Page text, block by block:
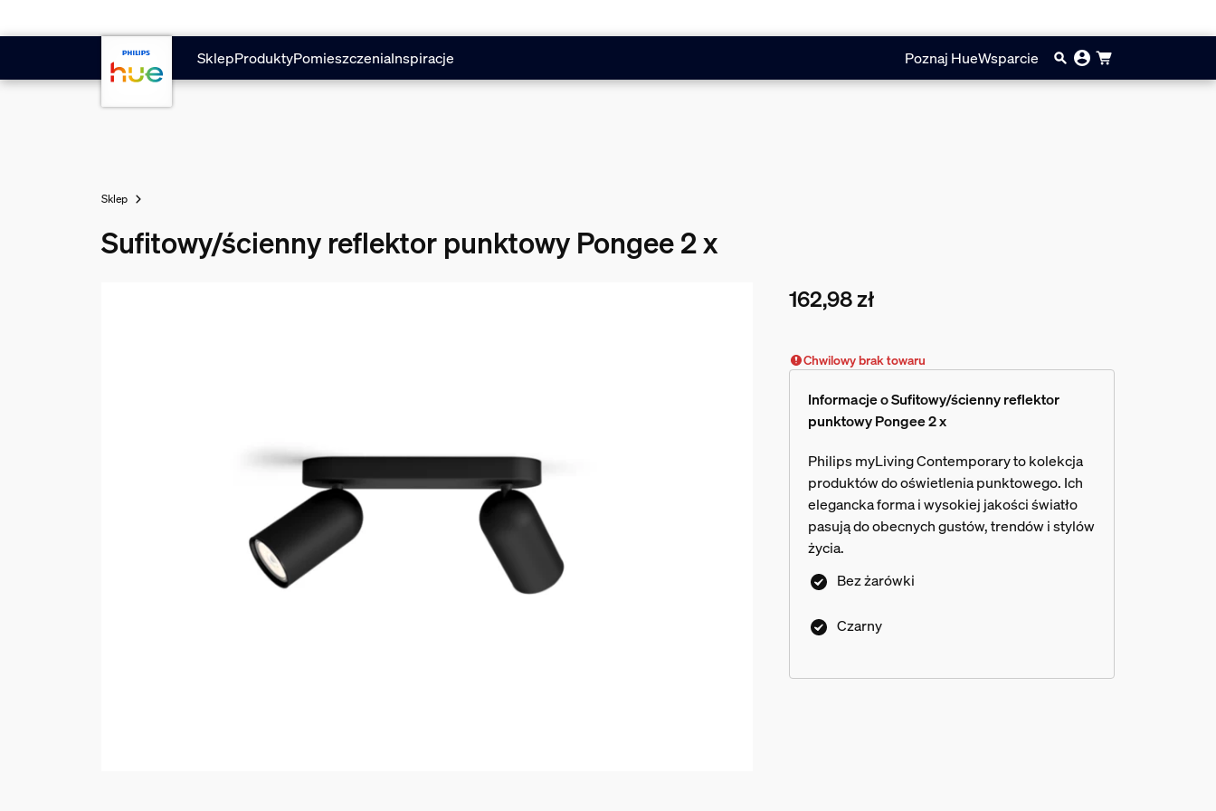
SklepProduktyPomieszczeniaInspiracje Poznaj HueWsparcie
Sklep
Sufitowy/ścienny reflektor punktowy Pongee 2 x
162,98 zł
Chwilowy brak towaru
Informacje o Sufitowy/ścienny reflektor
punktowy Pongee 2 x
Philips myLiving Contemporary to kolekcja
produktów do oświetlenia punktowego. Ich
elegancka forma i wysokiej jakości światło
pasują do obecnych gustów, trendów i stylów
życia.
Bez żarówki
Czarny